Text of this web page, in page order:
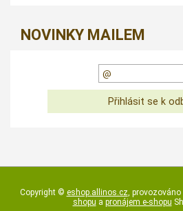
NOVINKY MAILEM
Copyright © eshop.allinos.cz,
shopu a pronájem e-shopu